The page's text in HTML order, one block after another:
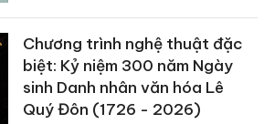
Chương trình nghệ thuật đặc
biệt: Kỷ niệm 300 năm Ngày
sinh Danh nhân văn hóa Lê
Quý Đôn (1726 - 2026)